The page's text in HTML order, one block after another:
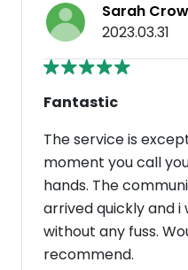
Sarah
2023.03.31
Fantastic
The service is
moment you call
hands. The
arrived quickly and i
without any fuss.
recommend.